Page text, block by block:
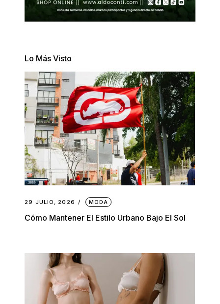
Lo Más Visto
29 JULIO, 2026 MODA
Cómo Mantener El Estilo Urbano Bajo El Sol